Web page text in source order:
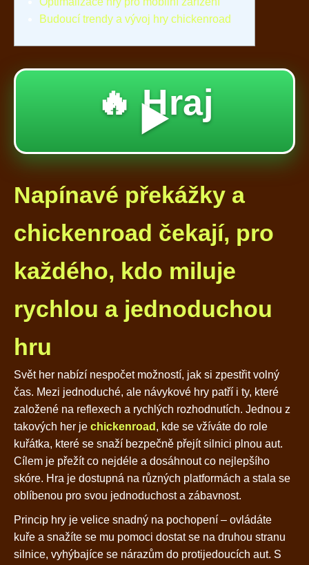
Budoucí trendy a vývoj hry chickenroad
🔥 Hraj
▶️
Napínavé překážky a
chickenroad čekají, pro
každého, kdo miluje
rychlou a jednoduchou
hru
Svět her nabízí nespočet možností, jak si zpestřit volný
čas. Mezi jednoduché, ale návykové hry patří i ty, které
založené na reflexech a rychlých rozhodnutích. Jednou z
takových her je chickenroad , kde se vžíváte do role
kuřátka, které se snaží bezpečně přejít silnici plnou aut.
Cílem je přežít co nejdéle a dosáhnout co nejlepšího
skóre. Hra je dostupná na různých platformách a stala se
oblíbenou pro svou jednoduchost a zábavnost.
Princip hry je velice snadný na pochopení – ovládáte
kuře a snažíte se mu pomoci dostat se na druhou stranu
silnice, vyhýbajíce se nárazům do protijedoucích aut. S